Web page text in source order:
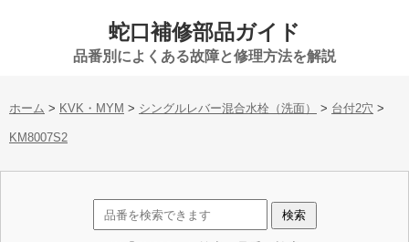
蛇口補修部品ガイド
品番別によくある故障と修理方法を解説
ホーム > KVK・MYM > シングルレバー混合水栓（洗面） > 台付2穴 >
KM8007S2